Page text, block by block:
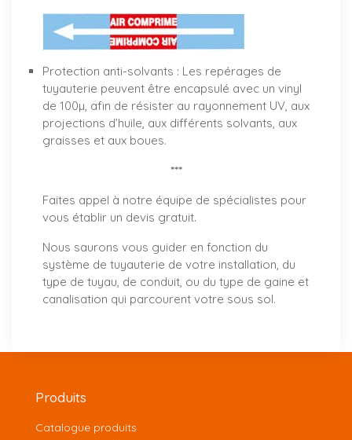
Protection anti-solvants : Les repérages de
tuyauterie peuvent être encapsulé avec un vinyl
de 100µ, afin de résister au rayonnement UV, aux
projections d’huile, aux différents solvants, aux
graisses et aux boues.
***
Faites appel à notre équipe de spécialistes pour
vous établir un devis gratuit.
Nous saurons vous guider en fonction du
système de tuyauterie de votre installation, du
type de tuyau, de conduit, ou du type de gaine et
canalisation qui parcourent votre sous sol.
Produits
Catalogue produits